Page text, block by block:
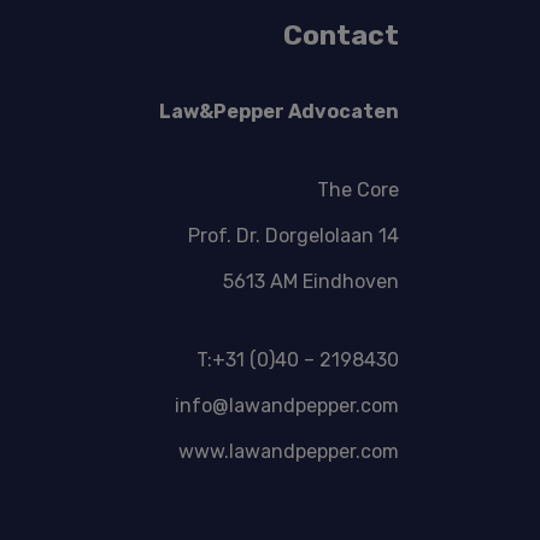
Contact
Law&Pepper Advocaten
The Core
Prof. Dr. Dorgelolaan 14
5613 AM Eindhoven
T:+31 (0)40 – 2198430
info@lawandpepper.com
www.lawandpepper.com